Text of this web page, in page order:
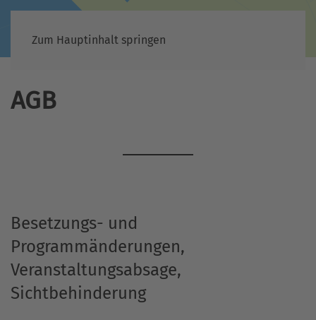
Zum Hauptinhalt springen
AGB
Besetzungs- und
Programmänderungen,
Veranstaltungsabsage,
Sichtbehinderung